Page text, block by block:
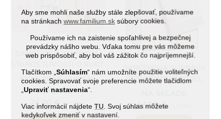
Aby sme mohli naše služby stále zlepšovať, používame
na stránkachwww.familium.sk súbory cookies.
Používame ich na zaistenie spoľahlivej a bezpečnej
prevádzky nášho webu. Vďaka tomu pre vás môžeme
web prispôsobiť, aby bol váš zážitok čo najpríjemnejší.
Tlačítkom „Súhlasím“ nám umožníte použitie voliteľných
cookies. Spravovať svoje preferencie môžete tlačidlom
„Upraviť nastavenia“.
Viac informácií nájdete TU . Svoj súhlas môžete
kedykoľvek zmeniť v nastavení.
DARČEKOVÁ SÚPRAVA
ROYALE GARDEN
POSLEDNÉ KUSY V
SKLADE
24,00 € (s DPH)
DARČEKOVÁ SÚPRAVA
PRÍRODNÝCH MYDIEL
13,50 €